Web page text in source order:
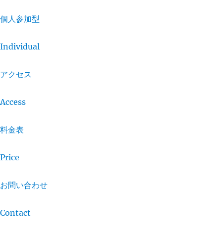
個人参加型
Individual
アクセス
Access
料金表
Price
お問い合わせ
Contact